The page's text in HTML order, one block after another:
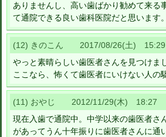
ありませんし、高い歯ばかり勧めて来る
て通院できる良い歯科医院だと思います。
(12) きのこん 2017/08/26(土) 15:29
やっと素晴らしい歯医者さんを見つけま
ここなら、怖くて歯医者にいけない人の
(11) おやじ 2012/11/29(木) 18:27
現在入歯で通院中。中学以来の歯医者さ
があってうん十年振りに歯医者さんに通